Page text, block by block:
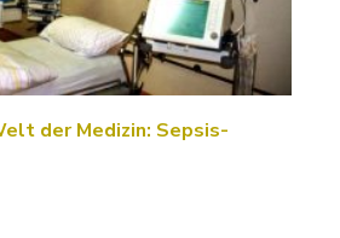
der Medizin: Sepsis-